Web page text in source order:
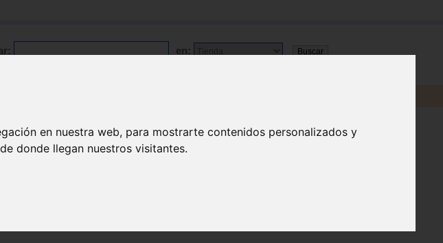
en nuestra web, para mostrarte contenidos personalizados y
donde llegan nuestros visitantes.
en: